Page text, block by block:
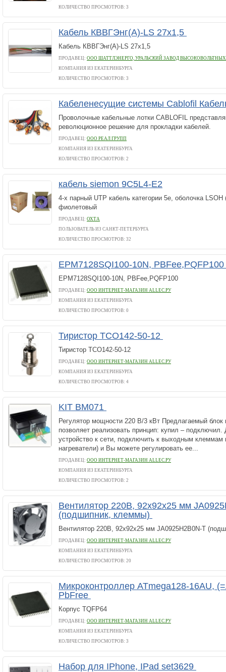
КОЛИЧЕСТВО ПРОСМОТРОВ: 3
Кабель КВВГЭнг(А)-LS 27х1,5
Кабель КВВГЭнг(А)-LS 27х1,5
ПРОДАВЕЦ: ООО ШАТТЛЭНЕРГО, УРАЛЬСКИЙ ЗАВОД
КОМПАНИЯ ИЗ ЕКАТЕРИНБУРГА
КОЛИЧЕСТВО ПРОСМОТРОВ: 3
Кабеленесущие системы Cablofil
Проволочные кабельные лотки CABLOFIL
революционное решение для прокладки кабелей.
ПРОДАВЕЦ: ООО РЕАЛ ГРУПП
КОМПАНИЯ ИЗ ЕКАТЕРИНБУРГА
КОЛИЧЕСТВО ПРОСМОТРОВ: 2
кабель siemon 9C5L4-E2
4-х парный UTP кабель категории 5е, оболочка
фиолетовый
ПРОДАВЕЦ: ОХТА
ПОЛЬЗОВАТЕЛЬ ИЗ САНКТ-ПЕТЕРБУРГА
КОЛИЧЕСТВО ПРОСМОТРОВ: 32
EPM7128SQI100-10N, PBFee,PQFP100
EPM7128SQI100-10N, PBFee,PQFP100
ПРОДАВЕЦ: ООО ИНТЕРНЕТ-МАГАЗИН ALLEC.РУ
КОМПАНИЯ ИЗ ЕКАТЕРИНБУРГА
КОЛИЧЕСТВО ПРОСМОТРОВ: 0
Тиристор ТСО142-50-12
Тиристор ТСО142-50-12
ПРОДАВЕЦ: ООО ИНТЕРНЕТ-МАГАЗИН ALLEC.РУ
КОМПАНИЯ ИЗ ЕКАТЕРИНБУРГА
КОЛИЧЕСТВО ПРОСМОТРОВ: 4
KIT BM071
Регулятор мощности 220 В/3 кВт Предлагаемый блок
позволяет реализовать принцип: купил – подключил.
устройство к сети, подключить к выходным клеммам
нагреватели) и Вы можете регулировать ее...
ПРОДАВЕЦ: ООО ИНТЕРНЕТ-МАГАЗИН ALLEC.РУ
КОМПАНИЯ ИЗ ЕКАТЕРИНБУРГА
КОЛИЧЕСТВО ПРОСМОТРОВ: 2
Вентилятор 220В, 92х92х25 мм
(подшипник, клеммы)
Вентилятор 220В, 92х92х25 мм JA0925H2B0N-T
ПРОДАВЕЦ: ООО ИНТЕРНЕТ-МАГАЗИН ALLEC.РУ
КОМПАНИЯ ИЗ ЕКАТЕРИНБУРГА
КОЛИЧЕСТВО ПРОСМОТРОВ: 20
Микроконтроллер ATmega128-16AU,
PbFree
Корпус TQFP64
ПРОДАВЕЦ: ООО ИНТЕРНЕТ-МАГАЗИН ALLEC.РУ
КОМПАНИЯ ИЗ ЕКАТЕРИНБУРГА
КОЛИЧЕСТВО ПРОСМОТРОВ: 3
Набор для IPhone, IPad set3629